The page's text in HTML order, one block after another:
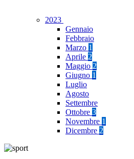
2023
Gennaio
Febbraio
Marzo 1
Aprile 2
Maggio 2
Giugno 1
Luglio
Agosto
Settembre
Ottobre 3
Novembre 1
Dicembre 2